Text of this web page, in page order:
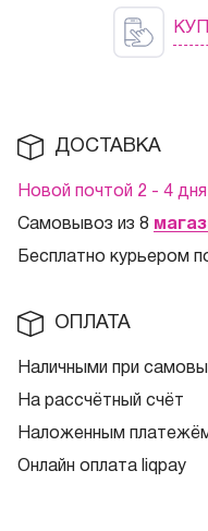
ДОСТАВКА
Новой почтой 2 - 4
Самовывоз из 8
Бесплатно курьером
ОПЛАТА
Наличными при
На рассчётный счёт
Наложенным
Онлайн оплата liqpay